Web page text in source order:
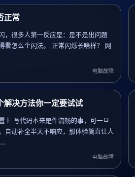
正常
，很多人第一反应是：是不是出问题
看怎么个闪法。 正常闪烁长啥样？ 网
电脑故障
解决方法你一定要试试
上 写代码本来是件流畅的事，可一旦
自动补全半天不响应，那体验简直让人
电脑故障